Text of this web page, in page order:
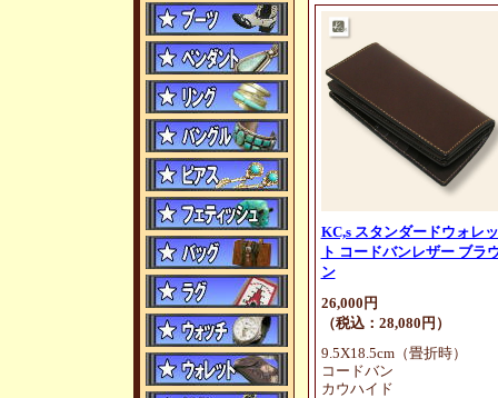
KC,s スタンダードウォレッ
ト コードバンレザー ブラ
ン
26,000円
（税込：28,080円）
9.5X18.5cm（畳折時）
コードバン
カウハイド